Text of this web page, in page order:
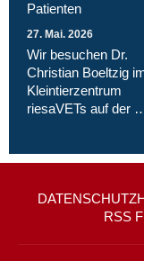
Patienten
27. Mai. 2026
Wir besuchen Dr.
Christian Boeltzig
Kleintierzentrum
riesaVETs auf der
RSS